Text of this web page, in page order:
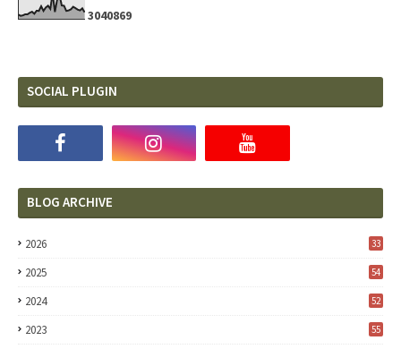
3040869
SOCIAL PLUGIN
BLOG ARCHIVE
2026 33
2025 54
2024 52
2023 55